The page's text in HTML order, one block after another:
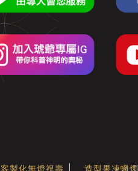
客製化無燈祝壽 造型果凍蠟燭